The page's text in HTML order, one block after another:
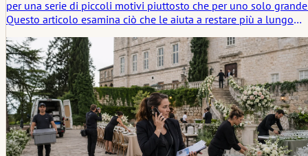
per una serie di piccoli motivi piuttosto che per uno solo
Questo articolo esamina ciò che le aiuta a restare più a lungo
transizioni più tranquille e al semplice bisogno di sollievo.